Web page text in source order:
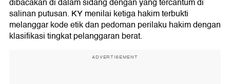
dibacakan di dalam sidang dengan yang tercantum di
salinan putusan. KY menilai ketiga hakim terbukti
melanggar kode etik dan pedoman perilaku hakim dengan
klasifikasi tingkat pelanggaran berat.
ADVERTISEMENT